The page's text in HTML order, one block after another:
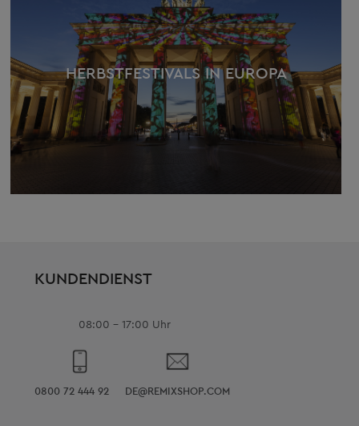
HERBSTFESTIVALS IN EUROPA
KUNDENDIENST
08:00 - 17:00 Uhr
0800 72 444 92 DE@REMIXSHOP.COM